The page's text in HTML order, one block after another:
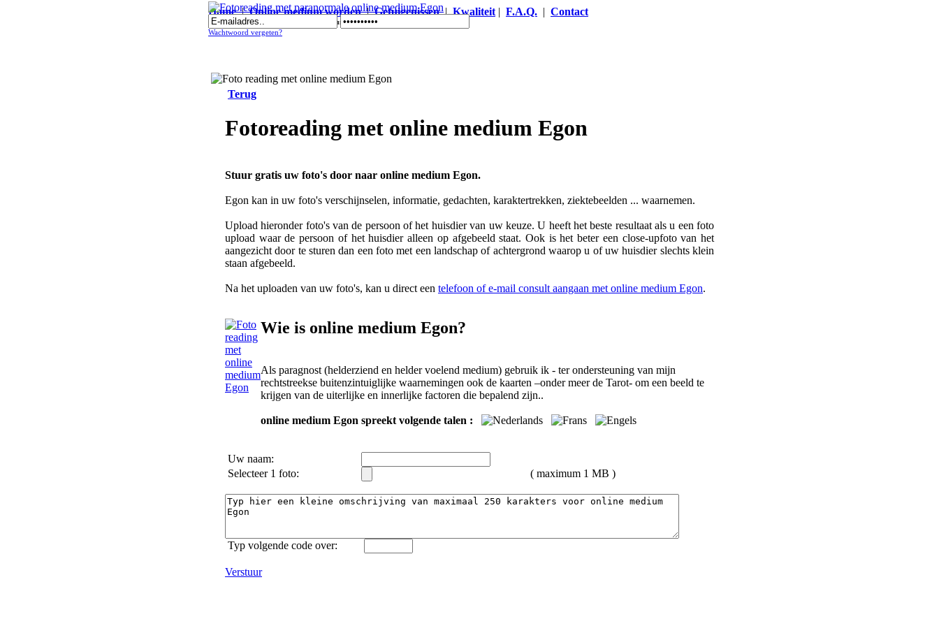
Home|Online medium worden|Getuigenissen|Kwaliteit | F.A.Q. | Contact
Fotoreading met paranormale online medium Egon
Wachtwoord vergeten?
Terug
Fotoreading met online medium Egon
Stuur gratis uw foto's door naar online medium Egon.
Egon kan in uw foto's verschijnselen, informatie, gedachten, karaktertrekken, ziektebeelden ... waarnemen.
Upload hieronder foto's van de persoon of het huisdier van uw keuze. U heeft het beste resultaat als u een foto
upload waar de persoon of het huisdier alleen op afgebeeld staat. Ook is het beter een close-upfoto van het
aangezicht door te sturen dan een foto met een landschap of achtergrond waarop u of uw huisdier slechts klein
staan afgebeeld.
Na het uploaden van uw foto's, kan u direct een telefoon of e-mail consult aangaan met online medium Egon.
Wie is online medium Egon?
Als paragnost (helderziend en helder voelend medium) gebruik ik - ter ondersteuning van mijn
rechtstreekse buitenzintuiglijke waarnemingen ook de kaarten –onder meer de Tarot- om een beeld te
krijgen van de uiterlijke en innerlijke factoren die bepalend zijn..
online medium Egon spreekt volgende talen :
Uw naam:
Selecteer 1 foto:
( maximum 1 MB )
Typ volgende code over:
Verstuur